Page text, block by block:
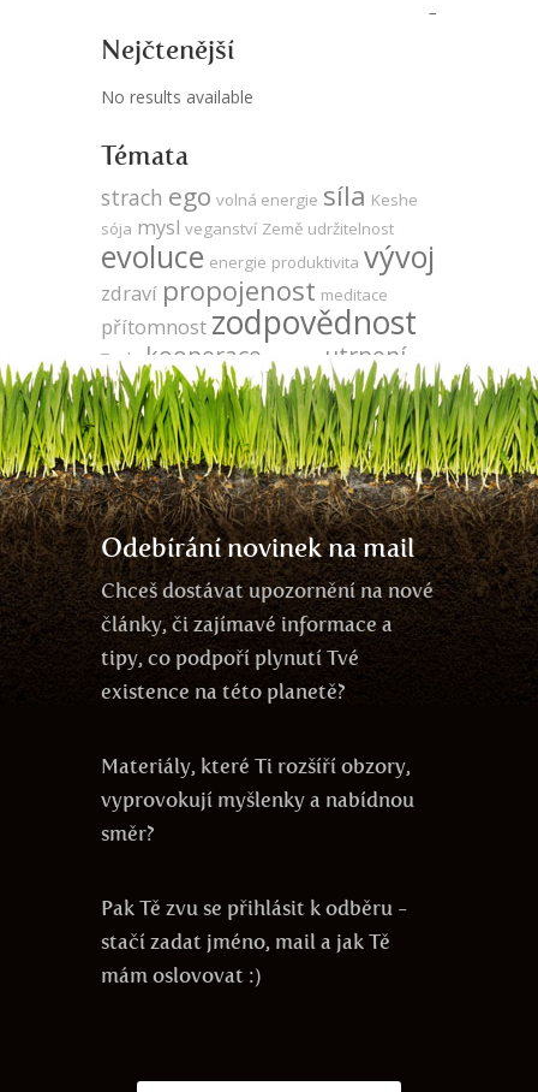
Nejčtenější
No results available
Témata
strach ego volná energie síla Keshe
sója mysl veganství Země udržitelnost
evoluce energie produktivita vývoj
zdraví propojenost meditace
přítomnost zodpovědnost
Tesla kooperace agrese utrpení
energie zdarma dušeza oponou gmo
neutralita láskajedno vědomí
vegetariánství léčení DNA komunikace čas
odlesňování
Odebírání novinek na mail
Chceš dostávat upozornění na nové
články, či zajímavé informace a
tipy, co podpoří plynutí Tvé
existence na této planetě?
Materiály, které Ti rozšíří obzory,
vyprovokují myšlenky a nabídnou
směr?
Pak Tě zvu se přihlásit k odběru -
stačí zadat jméno, mail a jak Tě
mám oslovovat :)